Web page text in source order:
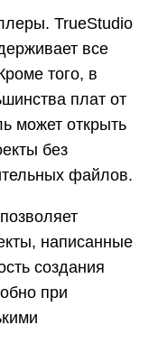
TrueStudio
все
того, в
плат от
может открыть
без
файлов.
написанные
создания
при